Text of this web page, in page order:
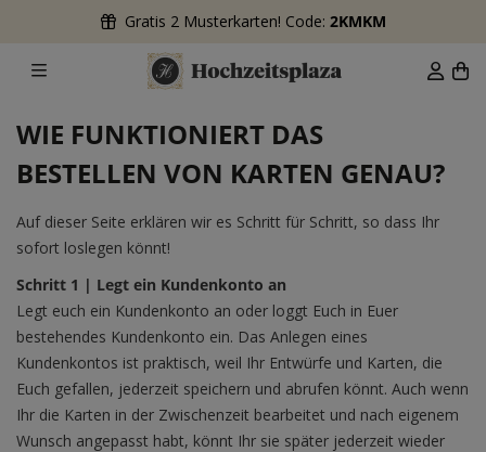
Gratis 2 Musterkarten! Code: 2KMKM
WIE FUNKTIONIERT DAS
BESTELLEN VON KARTEN GENAU?
Auf dieser Seite erklären wir es Schritt für Schritt, so dass Ihr
sofort loslegen könnt!
Schritt 1 | Legt ein Kundenkonto an
Legt euch ein Kundenkonto an oder loggt Euch in Euer
bestehendes Kundenkonto ein. Das Anlegen eines
Kundenkontos ist praktisch, weil Ihr Entwürfe und Karten, die
Euch gefallen, jederzeit speichern und abrufen könnt. Auch wenn
Ihr die Karten in der Zwischenzeit bearbeitet und nach eigenem
Wunsch angepasst habt, könnt Ihr sie später jederzeit wieder